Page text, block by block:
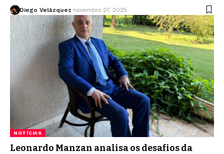
Diego Velázquez novembro 27, 2025
NOTÍCIAS
Leonardo Manzan analisa os desafios da